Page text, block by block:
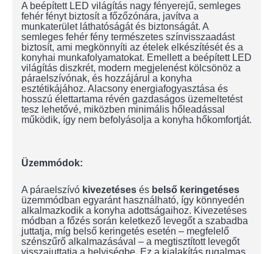
A beépített LED világítás nagy fényerejű, semleges
fehér fényt biztosít a főzőzónára, javítva a
munkaterület láthatóságát és biztonságát. A
semleges fehér fény természetes színvisszaadást
biztosít, ami megkönnyíti az ételek elkészítését és a
konyhai munkafolyamatokat. Emellett a beépített LED
világítás diszkrét, modern megjelenést kölcsönöz a
páraelszívónak, és hozzájárul a konyha
esztétikájához. Alacsony energiafogyasztása és
hosszú élettartama révén gazdaságos üzemeltetést
tesz lehetővé, miközben minimális hőleadással
működik, így nem befolyásolja a konyha hőkomfortját.
Üzemmódok:
A páraelszívó kivezetéses és belső keringetéses
üzemmódban egyaránt használható, így könnyedén
alkalmazkodik a konyha adottságaihoz. Kivezetéses
módban a főzés során keletkező levegőt a szabadba
juttatja, míg belső keringetés esetén – megfelelő
szénszűrő alkalmazásával – a megtisztított levegőt
visszajuttatja a helyiségbe. Ez a kialakítás rugalmas